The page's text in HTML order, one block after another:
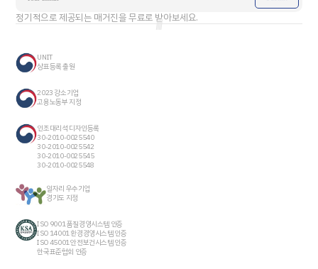
정기적으로 제공되는 매거진을 무료로 받아보세요.
UNIT
상표등록 출원
2023 강소기업
고용노동부 지정
인조대리석 디자인등록
30-2010-0025540
30-2010-0025542
30-2010-0025545
30-2010-0025548
일자리 우수기업
경기도 지정
ISO 9001 품질경영시스템 인증
ISO 14001 환경경영시스템 인증
ISO 45001 안전보건시스템 인증
한국표준협회 인증